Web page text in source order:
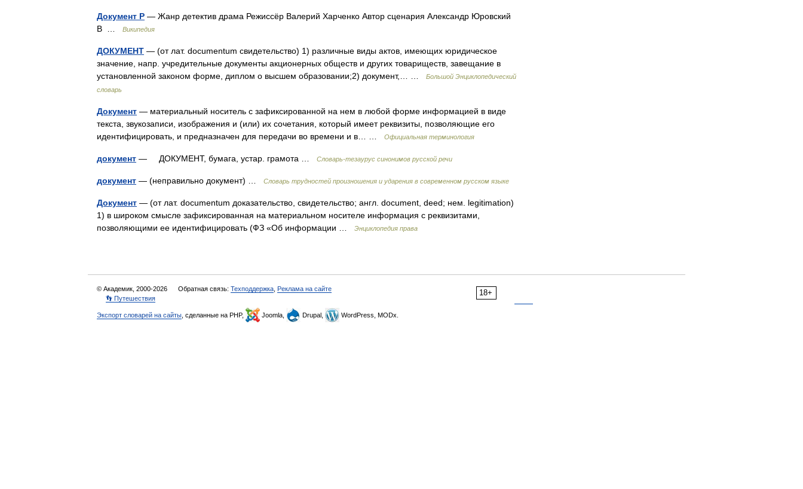
Документ Р — Жанр детектив драма Режиссёр Валерий Харченко Автор сценария Александр Юровский
В …
Википедия
ДОКУМЕНТ — (от лат. documentum свидетельство) 1) различные виды актов, имеющих юридическое
значение, напр. учредительные документы акционерных обществ и других товариществ, завещание в
установленной законом форме, диплом о высшем образовании;2) документ,… …
Большой Энциклопедический
словарь
Документ — материальный носитель с зафиксированной на нем в любой форме информацией в виде
текста, звукозаписи, изображения и (или) их сочетания, который имеет реквизиты, позволяющие его
идентифицировать, и предназначен для передачи во времени и в… …
Официальная терминология
документ — ДОКУМЕНТ, бумага, устар. грамота … Словарь-тезаурус синонимов русской речи
документ — (неправильно документ) … Словарь трудностей произношения и ударения в современном русском языке
Документ — (от лат. documentum доказательство, свидетельство; англ. document, deed; нем. legitimation)
1) в широком смысле зафиксированная на материальном носителе информация с реквизитами,
позволяющими ее идентифицировать (ФЗ «Об информации …
Энциклопедия права
18+
© Академик, 2000-2026 Обратная связь: Техподдержка Реклама на сайте
👣 Путешествия
Экспорт словарей на сайты , сделанные на PHP, Joomla, Drupal, WordPress, MODx.